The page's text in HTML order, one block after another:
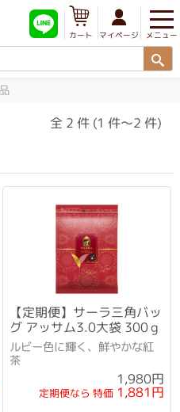
メニュー
マイページ
カート
全 2 件 (1 件～2 件)
【定期便】サーラ三角バッ
グ アッサム3.0大袋 300ｇ
ルビー色に輝く、鮮やかな紅
茶
1,980円
定期便なら 特価1,881円